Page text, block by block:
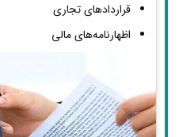
قراردادهای تجاری
اظهارنامه‌های مالی